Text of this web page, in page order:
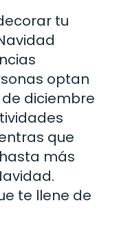
tu
optan
diciembre
que
más
te llene de